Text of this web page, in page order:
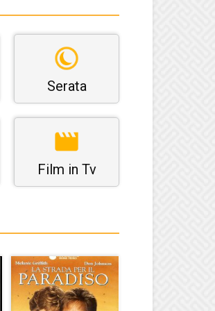
Serata
Film in Tv